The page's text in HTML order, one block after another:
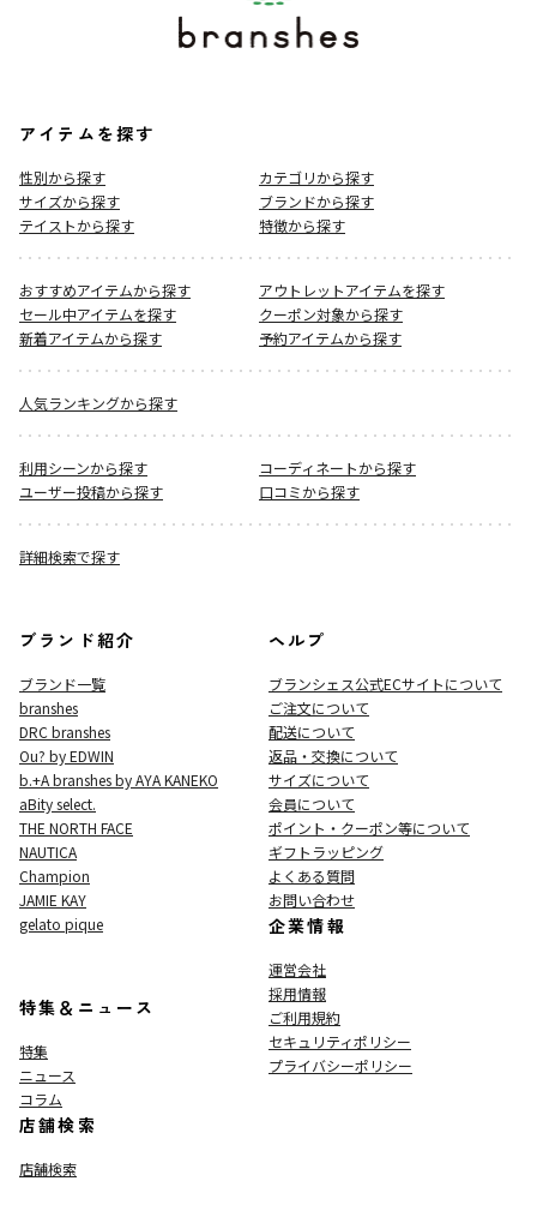
アイテムを探す
性別から探す
カテゴリから探す
サイズから探す
ブランドから探す
テイストから探す
特徴から探す
おすすめアイテムから探す
アウトレットアイテムを探す
セール中アイテムを探す
クーポン対象から探す
新着アイテムから探す
予約アイテムから探す
人気ランキングから探す
利用シーンから探す
コーディネートから探す
ユーザー投稿から探す
口コミから探す
詳細検索で探す
ブランド紹介
ブランド一覧
branshes
DRC branshes
Ou? by EDWIN
b.+A branshes by AYA KANEKO
aBity select.
THE NORTH FACE
NAUTICA
Champion
JAMIE KAY
gelato pique
特集＆ニュース
特集
ニュース
コラム
店舗検索
店舗検索
ヘルプ
ブランシェス公式ECサイトについて
ご注文について
配送について
返品・交換について
サイズについて
会員について
ポイント・クーポン等について
ギフトラッピング
よくある質問
お問い合わせ
企業情報
運営会社
採用情報
ご利用規約
セキュリティポリシー
プライバシーポリシー